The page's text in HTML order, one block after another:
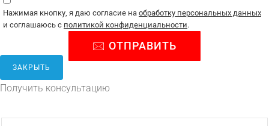
Нажимая кнопку, я даю согласие на обработку персональных данных
и соглашаюсь с политикой конфиденциальности.
ЗАКРЫТЬ
Получить консультацию